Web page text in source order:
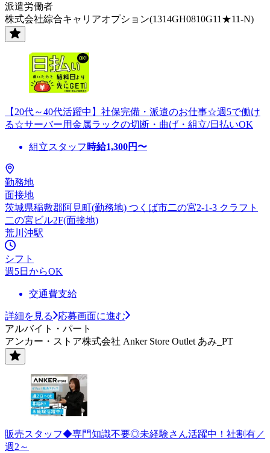
派遣労働者
株式会社綜合キャリアオプション(1314GH0810G11★11-N)
【20代～40代活躍中】社保完備・派遣のお仕事☆週5で働け
る☆サーバー用金属ラックの切断・曲げ・組立/日払いOK
組立スタッフ 時給1,300円〜
勤務地
面接地
茨城県稲敷郡阿見町(勤務地) つくば市二の宮2-1-3 クラフト
二の宮ビル2F(面接地)
荒川沖駅
シフト
週5日からOK
交通費支給
詳細を見る
応募画面に進む
アルバイト・パート
アンカー・ストア株式会社 Anker Store Outlet あみ_PT
販売スタッフ◆専門知識不要◎未経験さん活躍中！社割有／
週2～